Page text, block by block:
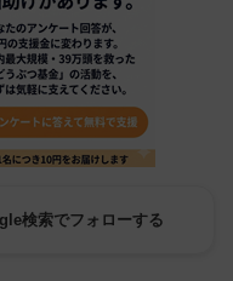
検索でフォローする